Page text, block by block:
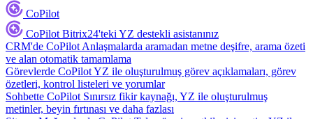
CoPilot
CoPilot Bitrix24'teki YZ destekli asistanınız
CRM'de CoPilot Anlaşmalarda aramadan metne deşifre, arama özeti
ve alan otomatik tamamlama
Görevlerde CoPilotYZ ile oluşturulmuş görev açıklamaları, görev
özetleri, kontrol listeleri ve yorumlar
Sohbette CoPilot Sınırsız fikir kaynağı, YZ ile oluşturulmuş
metinler, beyin fırtınası ve daha fazlası